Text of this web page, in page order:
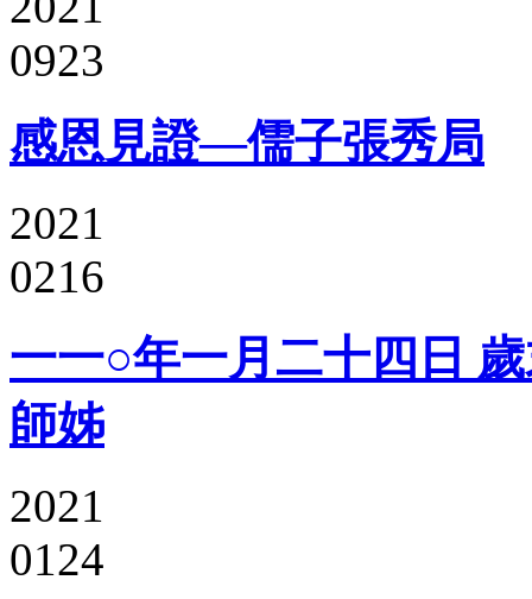
0923
感恩見證—儒子張秀局
2021
0216
一一○年一月二十四日
師姊
2021
0124